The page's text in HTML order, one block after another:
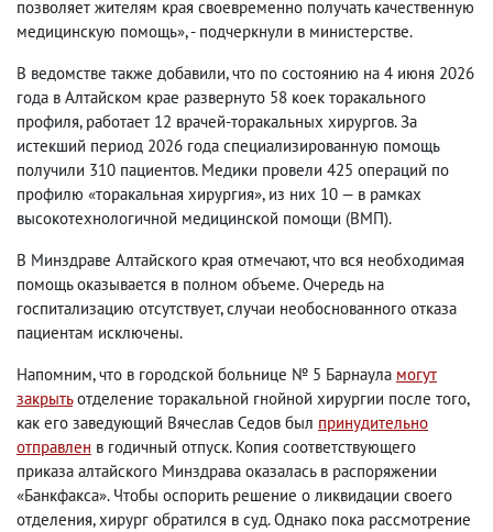
позволяет жителям края своевременно получать качественную
медицинскую помощь», - подчеркнули в министерстве.
В ведомстве также добавили, что по состоянию на 4 июня 2026
года в Алтайском крае развернуто 58 коек торакального
профиля, работает 12 врачей-торакальных хирургов. За
истекший период 2026 года специализированную помощь
получили 310 пациентов. Медики провели 425 операций по
профилю «торакальная хирургия», из них 10 — в рамках
высокотехнологичной медицинской помощи (ВМП).
В Минздраве Алтайского края отмечают, что вся необходимая
помощь оказывается в полном объеме. Очередь на
госпитализацию отсутствует, случаи необоснованного отказа
пациентам исключены.
Напомним, что в городской больнице № 5 Барнаула могут
закрытьотделение торакальной гнойной хирургии после того,
как его заведующий Вячеслав Седов был принудительно
отправлен в годичный отпуск. Копия соответствующего
приказа алтайского Минздрава оказалась в распоряжении
«Банкфакса». Чтобы оспорить решение о ликвидации своего
отделения, хирург обратился в суд. Однако пока рассмотрение